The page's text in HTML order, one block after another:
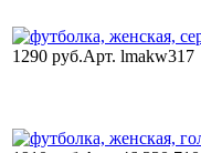
1290 руб.Арт. lmakw317